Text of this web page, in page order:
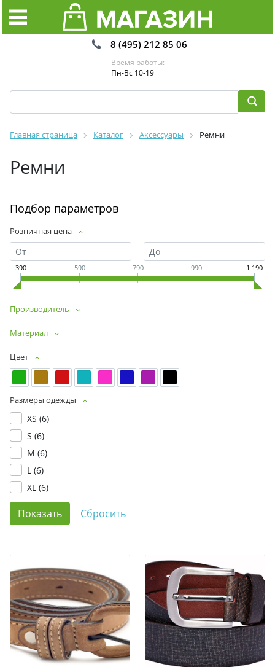
8 (495) 212 85 06
Время работы:
Пн-Вс 10-19
Главная страница Каталог Аксессуары Ремни
Ремни
Подбор параметров
Розничная цена
390 590 790 990 1 190
Производитель
Материал
Цвет
Размеры одежды
XS (6)
S (6)
M (6)
L (6)
XL (6)